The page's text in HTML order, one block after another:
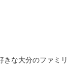
な大分のファミ